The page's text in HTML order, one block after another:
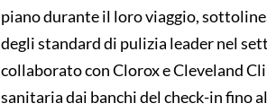
piano durante il loro viaggio,
degli standard di pulizia leader nel
collaborato con Clorox e Cleveland
sanitaria dai banchi del check-in fino